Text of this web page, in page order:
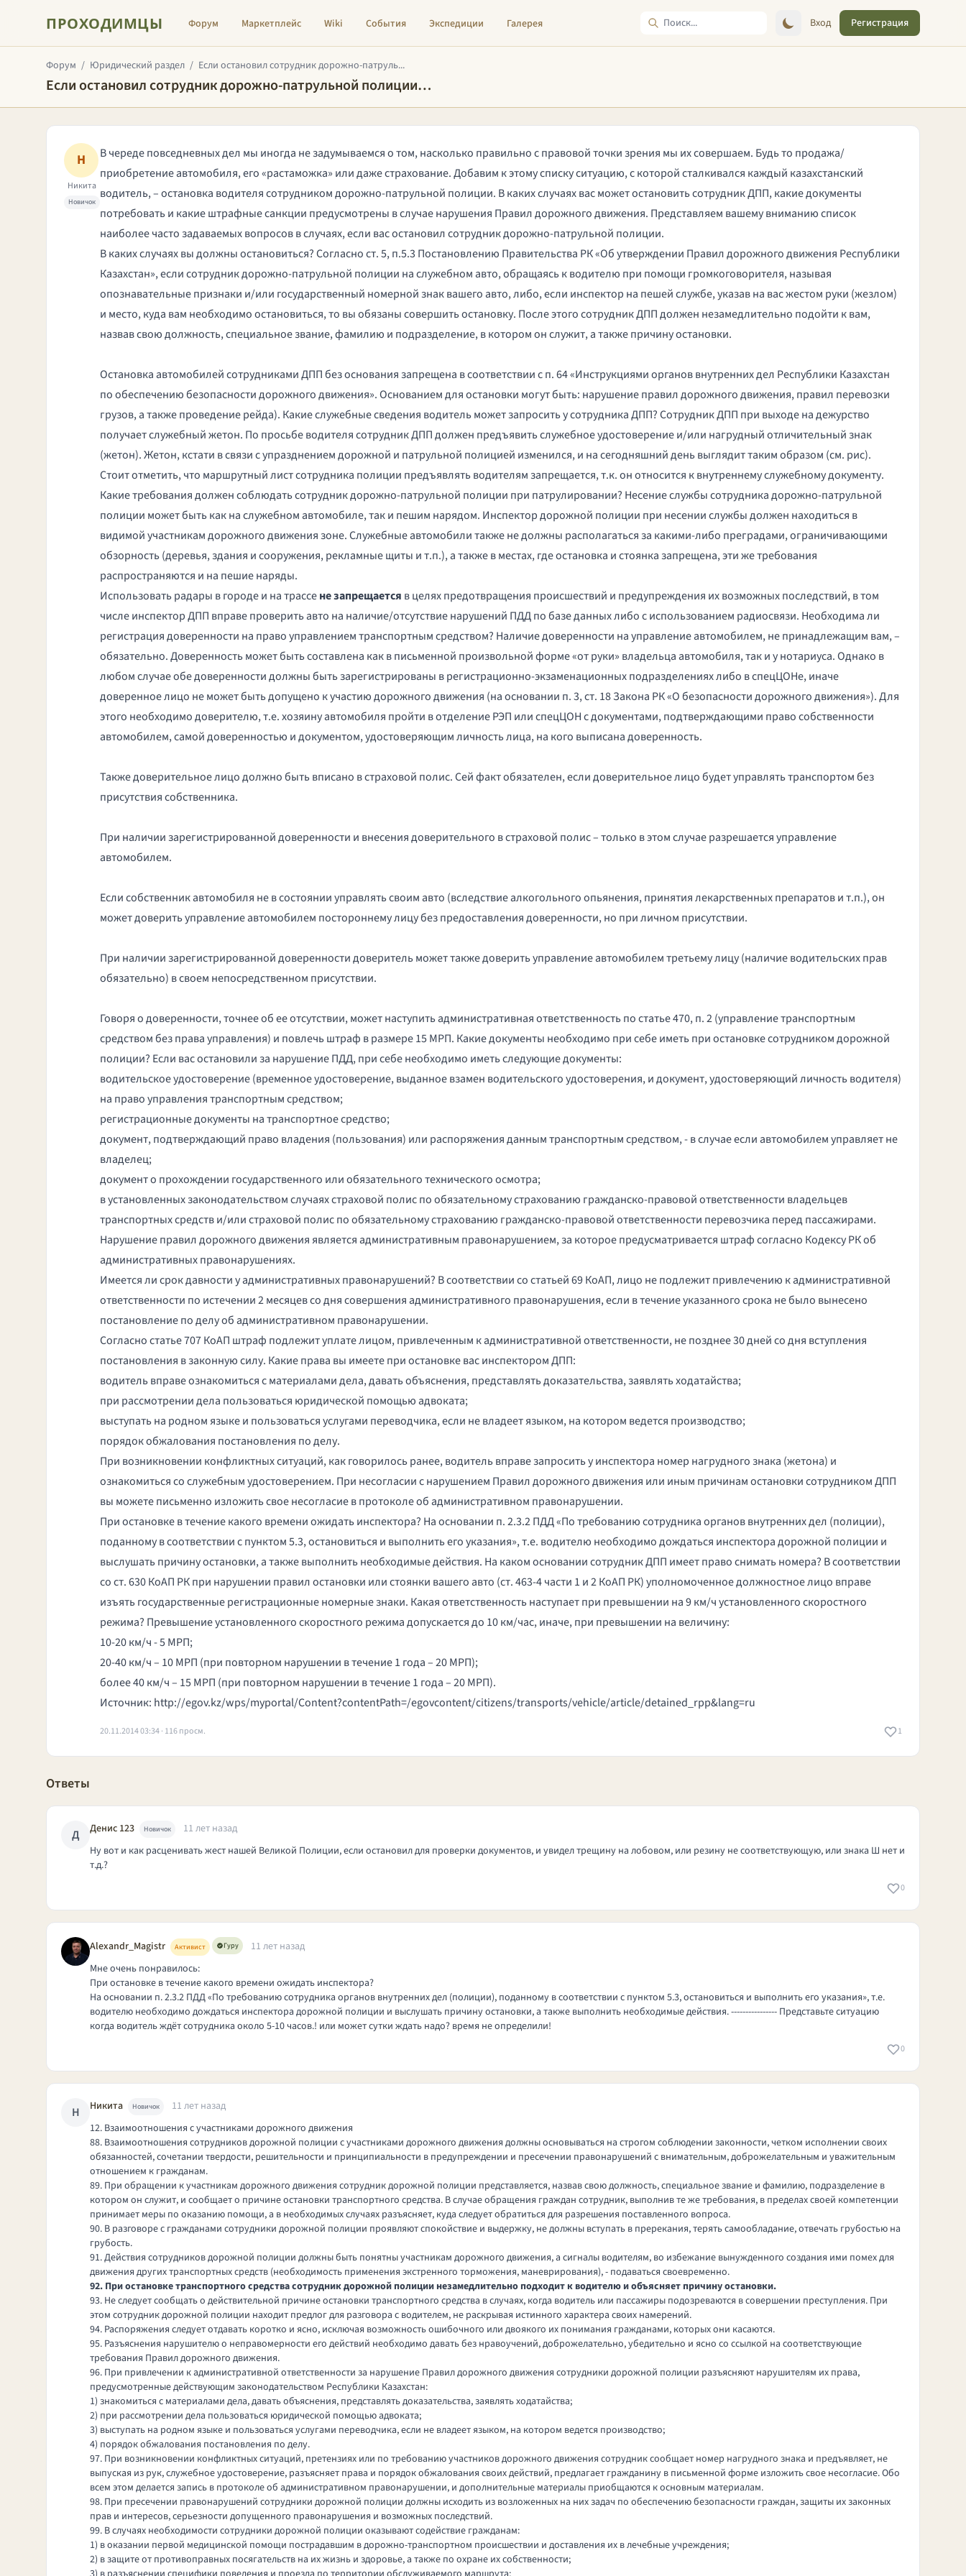
ПРОХОДИМЦЫ Форум Маркетплейс Wiki События Экспедиции Галерея Вход Регистрация
Форум / Юридический раздел / Если остановил сотрудник дорожно-патруль...
Если остановил сотрудник дорожно-патрульной полиции…
Н
Никита
Новичок
В череде повседневных дел мы иногда не задумываемся о том, насколько правильно с правовой точки зрения мы их совершаем. Будь то продажа/
приобретение автомобиля, его «растаможка» или дажестрахование. Добавим к этому списку ситуацию, с которой сталкивался каждый казахстанский
водитель, – остановка водителя сотрудником дорожно-патрульной полиции. В каких случаях вас может остановить сотрудник ДПП, какие документы
потребовать и какие штрафные санкции предусмотрены в случае нарушения Правил дорожного движения. Представляем вашему вниманию список
наиболее часто задаваемых вопросов в случаях, если вас остановил сотрудник дорожно-патрульной полиции.
В каких случаях вы должны остановиться? Согласно ст. 5, п.5.3 Постановлению Правительства РК «Об утверждении Правил дорожного движения Республики
Казахстан», если сотрудник дорожно-патрульной полиции на служебном авто, обращаясь к водителю при помощи громкоговорителя, называя
опознавательные признаки и/или государственный номерной знак вашего авто, либо, если инспектор на пешей службе, указав на вас жестом руки (жезлом)
и место, куда вам необходимо остановиться, то вы обязаны совершить остановку. После этого сотрудник ДПП должен незамедлительно подойти к вам,
назвав свою должность, специальное звание, фамилию и подразделение, в котором он служит, а также причину остановки.
Остановка автомобилей сотрудниками ДПП без основания запрещена в соответствии с п. 64 «Инструкциями органов внутренних дел Республики Казахстан
по обеспечению безопасности дорожного движения». Основанием для остановки могут быть: нарушение правил дорожного движения, правил перевозки
грузов, а также проведение рейда). Какие служебные сведения водитель может запросить у сотрудника ДПП? Сотрудник ДПП при выходе на дежурство
получает служебный жетон. По просьбе водителя сотрудник ДПП должен предъявить служебное удостоверение и/или нагрудный отличительный знак
(жетон). Жетон, кстати в связи с упразднением дорожной и патрульной полицией изменился, и на сегодняшний день выглядит таким образом (см. рис).
Стоит отметить, что маршрутный лист сотрудника полиции предъявлять водителям запрещается, т.к. он относится к внутреннему служебному документу.
Какие требования должен соблюдать сотрудник дорожно-патрульной полиции при патрулировании? Несение службы сотрудника дорожно-патрульной
полиции может быть как на служебном автомобиле, так и пешим нарядом. Инспектор дорожной полиции при несении службы должен находиться в
видимой участникам дорожного движения зоне. Служебные автомобили также не должны располагаться за какими-либо преградами, ограничивающими
обзорность (деревья, здания и сооружения, рекламные щиты и т.п.), а также в местах, где остановка и стоянка запрещена, эти же требования
распространяются и на пешие наряды.
Использовать радары в городе и на трассене запрещается в целях предотвращения происшествий и предупреждения их возможных последствий, в том
числе инспектор ДПП вправе проверить авто на наличие/отсутствие нарушений ПДДпо базе данных либо с использованием радиосвязи. Необходима ли
регистрация доверенности на право управлением транспортным средством? Наличие доверенности на управление автомобилем, не принадлежащим вам, –
обязательно. Доверенность может быть составлена как в письменной произвольной форме «от руки» владельца автомобиля, так и у нотариуса. Однако в
любом случае обе доверенности должны быть зарегистрированы в регистрационно-экзаменационных подразделениях либо в спецЦОНе, иначе
доверенное лицо не может быть допущено к участию дорожного движения (на основании п. 3, ст. 18 Закона РК «О безопасности дорожного движения»). Для
этого необходимо доверителю, т.е. хозяину автомобиля пройти в отделение РЭП или спецЦОН с документами, подтверждающими право собственности
автомобилем, самой доверенностью и документом, удостоверяющим личность лица, на кого выписана доверенность.
Также доверительное лицо должно быть вписано в страховой полис. Сей факт обязателен, если доверительное лицо будет управлять транспортом без
присутствия собственника.
При наличии зарегистрированной доверенности и внесения доверительного в страховой полис – только в этом случае разрешается управление
автомобилем.
Если собственник автомобиля не в состоянии управлять своим авто (вследствие алкогольного опьянения, принятия лекарственных препаратов и т.п.), он
может доверить управление автомобилем постороннему лицу без предоставления доверенности, но при личном присутствии.
При наличии зарегистрированной доверенности доверитель может также доверить управление автомобилем третьему лицу (наличие водительских прав
обязательно) в своем непосредственном присутствии.
Говоря о доверенности, точнее об ее отсутствии, может наступить административная ответственность по статье 470, п. 2 (управление транспортным
средством без права управления) и повлечь штраф в размере 15 МРП. Какие документы необходимо при себе иметь при остановке сотрудником дорожной
полиции? Если вас остановили за нарушение ПДД, при себе необходимо иметь следующие документы:
водительское удостоверение(временное удостоверение, выданное взамен водительского удостоверения, идокумент, удостоверяющий личностьводителя)
на право управления транспортным средством;
регистрационные документы на транспортное средство;
документ, подтверждающий право владения (пользования) или распоряжения данным транспортным средством, - в случае если автомобилем управляет не
владелец;
документ о прохождении государственного или обязательного технического осмотра;
в установленных законодательством случаях страховой полис по обязательному страхованию гражданско-правовой ответственности владельцев
транспортных средств и/или страховой полис по обязательному страхованию гражданско-правовой ответственности перевозчика перед пассажирами.
Нарушение правил дорожного движения является административным правонарушением, за которое предусматривается штраф согласно Кодексу РК об
административных правонарушениях.
Имеется ли срок давности у административных правонарушений? В соответствии со статьей 69 КоАП, лицо не подлежит привлечению к административной
ответственности по истечении 2 месяцев со дня совершения административного правонарушения, если в течение указанного срока не было вынесено
постановление по делу об административном правонарушении.
Согласно статье 707 КоАП штраф подлежит уплате лицом, привлеченным к административной ответственности, не позднее 30 дней со дня вступления
постановления в законную силу. Какие права вы имеете при остановке вас инспектором ДПП:
водитель вправе ознакомиться с материалами дела, давать объяснения, представлять доказательства, заявлять ходатайства;
при рассмотрении дела пользоваться юридической помощью адвоката;
выступать на родном языке и пользоваться услугами переводчика, если не владеет языком, на котором ведется производство;
порядок обжалования постановления по делу.
При возникновении конфликтных ситуаций, как говорилось ранее, водитель вправе запросить у инспектора номер нагрудного знака (жетона) и
ознакомиться со служебным удостоверением. При несогласии с нарушением Правил дорожного движения или иным причинам остановки сотрудником ДПП
вы можете письменно изложить свое несогласие в протоколе об административном правонарушении.
При остановке в течение какого времени ожидать инспектора? На основании п. 2.3.2ПДД«По требованию сотрудника органов внутренних дел (полиции),
поданному в соответствии с пунктом 5.3, остановиться и выполнить его указания», т.е. водителю необходимо дождаться инспектора дорожной полиции и
выслушать причину остановки, а также выполнить необходимые действия. На каком основании сотрудник ДПП имеет право снимать номера? В соответствии
со ст. 630КоАП РКпри нарушении правил остановки или стоянки вашего авто (ст. 463-4 части 1 и 2 КоАП РК) уполномоченное должностное лицо вправе
изъять государственные регистрационные номерные знаки. Какая ответственность наступает при превышении на 9 км/ч установленного скоростного
режима? Превышение установленного скоростного режима допускается до 10 км/час, иначе, при превышении на величину:
10-20 км/ч - 5 МРП;
20-40 км/ч – 10 МРП (при повторном нарушении в течение 1 года – 20 МРП);
более 40 км/ч – 15 МРП (при повторном нарушении в течение 1 года – 20 МРП).
Источник: http://egov.kz/wps/myportal/Content?contentPath=/egovcontent/citizens/transports/vehicle/article/detained_rpp&lang=ru
20.11.2014 03:34 · 116 просм. 1
Ответы
Д Денис 123 Новичок
11 лет назад
Ну вот и как расценивать жест нашей Великой Полиции, если остановил для проверки документов, и увидел трещину на лобовом, или резину не соответствующую, или знака Ш нет и
т.д.?
0
Alexandr_Magistr Активист Гуру
11 лет назад
Мне очень понравилось:
При остановке в течение какого времени ожидать инспектора?
На основании п. 2.3.2 ПДД«По требованию сотрудника органов внутренних дел (полиции), поданному в соответствии с пунктом 5.3, остановиться и выполнить его указания», т.е.
водителю необходимо дождаться инспектора дорожной полиции и выслушать причину остановки, а также выполнить необходимые действия. ---------------- Представьте ситуацию
когда водитель ждёт сотрудника около 5-10 часов.! или может сутки ждать надо? время не определили!
0
Н Никита Новичок
11 лет назад
12. Взаимоотношения с участниками дорожного движения
88. Взаимоотношения сотрудников дорожной полиции с участниками дорожного движения должны основываться на строгом соблюдении законности, четком исполнении своих
обязанностей, сочетании твердости, решительности и принципиальности в предупреждении и пресечении правонарушений с внимательным, доброжелательным и уважительным
отношением к гражданам.
89. При обращении к участникам дорожного движения сотрудник дорожной полиции представляется, назвав свою должность, специальное звание и фамилию, подразделение в
котором он служит, и сообщает о причине остановки транспортного средства. В случае обращения граждан сотрудник, выполнив те же требования, в пределах своей компетенции
принимает меры по оказанию помощи, а в необходимых случаях разъясняет, куда следует обратиться для разрешения поставленного вопроса.
90. В разговоре с гражданами сотрудники дорожной полиции проявляют спокойствие и выдержку, не должны вступать в пререкания, терять самообладание, отвечать грубостью на
грубость.
91. Действия сотрудников дорожной полиции должны быть понятны участникам дорожного движения, а сигналы водителям, во избежание вынужденного создания ими помех для
движения других транспортных средств (необходимость применения экстренного торможения, маневрирования), - подаваться своевременно.
92. При остановке транспортного средства сотрудник дорожной полиции незамедлительно подходит к водителю и объясняет причину остановки.
93. Не следует сообщать о действительной причине остановки транспортного средства в случаях, когда водитель или пассажиры подозреваются в совершении преступления. При
этом сотрудник дорожной полиции находит предлог для разговора с водителем, не раскрывая истинного характера своих намерений.
94. Распоряжения следует отдавать коротко и ясно, исключая возможность ошибочного или двоякого их понимания гражданами, которых они касаются.
95. Разъяснения нарушителю о неправомерности его действий необходимо давать без нравоучений, доброжелательно, убедительно и ясно со ссылкой на соответствующие
требования Правилдорожного движения.
96. При привлечении к административной ответственности за нарушение Правилдорожного движения сотрудники дорожной полиции разъясняют нарушителям их права,
предусмотренные действующим законодательством Республики Казахстан:
1) знакомиться с материалами дела, давать объяснения, представлять доказательства, заявлять ходатайства;
2) при рассмотрении дела пользоваться юридической помощью адвоката;
3) выступать на родном языке и пользоваться услугами переводчика, если не владеет языком, на котором ведется производство;
4) порядок обжалования постановления по делу.
97. При возникновении конфликтных ситуаций, претензиях или по требованию участников дорожного движения сотрудник сообщает номер нагрудного знака и предъявляет, не
выпуская из рук, служебное удостоверение, разъясняет права и порядок обжалования своих действий, предлагает гражданину в письменной форме изложить свое несогласие. Обо
всем этом делается запись в протоколе об административном правонарушении, и дополнительные материалы приобщаются к основным материалам.
98. При пресечении правонарушений сотрудники дорожной полиции должны исходить из возложенных на них задач по обеспечению безопасности граждан, защиты их законных
прав и интересов, серьезности допущенного правонарушения и возможных последствий.
99. В случаях необходимости сотрудники дорожной полиции оказывают содействие гражданам:
1) в оказании первой медицинской помощи пострадавшим в дорожно-транспортном происшествии и доставления их в лечебные учреждения;
2) в защите от противоправных посягательств на их жизнь и здоровье, а также по охране их собственности;